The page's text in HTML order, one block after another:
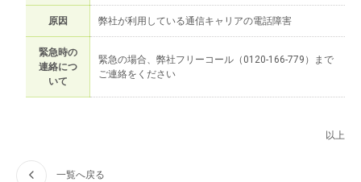
原因 弊社が利用している通信キャリアの電話障害
緊急時の
連絡につ
いて
緊急の場合、弊社フリーコール（0120-166-779）まで
ご連絡をください
以上
一覧へ戻る